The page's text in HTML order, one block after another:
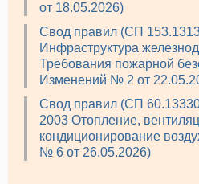
от 18.05.2026)
Свод правил (СП
Инфраструктура
Требования пожарной
Изменений № 2 от
Свод правил (СП
2003 Отопление,
кондиционирование
№ 6 от 26.05.2026)